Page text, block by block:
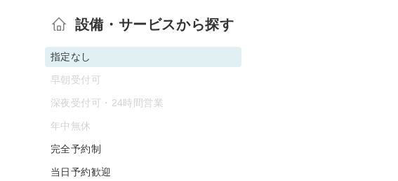
設備・サービスから探す
指定なし
早朝受付可
深夜受付可・24時間営業
年中無休
完全予約制
当日予約歓迎